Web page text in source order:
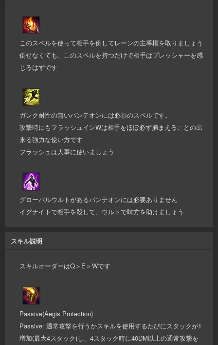
このスペルを使って相手を倒してレーンの主導権を取りましょう
倒せなくても、このスペルを持つだけで相手はプレッシャーを感
じるはずです
ガンク耐性の無いパンテオンには必須のスペルです。
攻撃時にもフラッシュインWは相手をほぼ必ず捕まえることの出
来る強力な使い方です
フラッシュは大事に使いましょう
グローバルウルトがあるパンテオンには必要ありません
イグナイトで相手を殺して、ウルトで味方を助けましょう
スキル説明
スキルオーダーはQ＞E＞Wです
Passive(Aegis Protection)
Passive: 通常攻撃を行うかスキルを使用するたびにスタックが1
増加(最大4スタック)し、4スタック時に40DM以上の通常攻撃を